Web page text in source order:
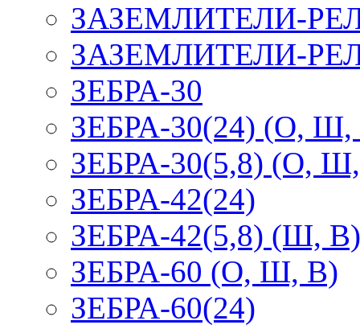
ЗАЗЕМЛИТЕЛИ-
ЗАЗЕМЛИТЕЛИ-
ЗЕБРА-30
ЗЕБРА-30(24) (О,
ЗЕБРА-30(5,8) (О,
ЗЕБРА-42(24)
ЗЕБРА-42(5,8) (Ш, В)
ЗЕБРА-60 (О, Ш, В)
ЗЕБРА-60(24)